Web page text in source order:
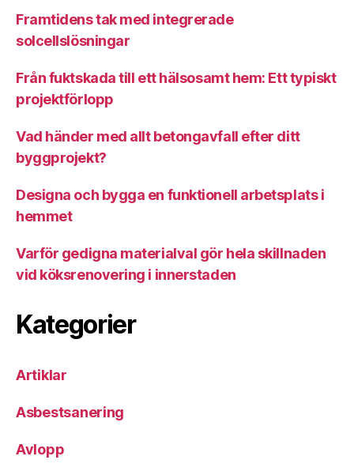
Framtidens tak med integrerade
solcellslösningar
Från fuktskada till ett hälsosamt hem: Ett typiskt
projektförlopp
Vad händer med allt betongavfall efter ditt
byggprojekt?
Designa och bygga en funktionell arbetsplats i
hemmet
Varför gedigna materialval gör hela skillnaden
vid köksrenovering i innerstaden
Kategorier
Artiklar
Asbestsanering
Avlopp